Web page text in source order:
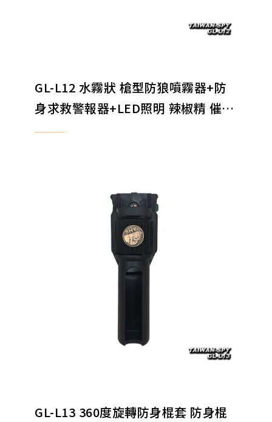
GL-L12 水霧狀 槍型防狼噴霧器+防
身求救警報器+LED照明 辣椒精 催淚
辣椒水 辣椒噴霧器 120ml 防狼警報
GL-L13 360度旋轉防身棍套 防身棍